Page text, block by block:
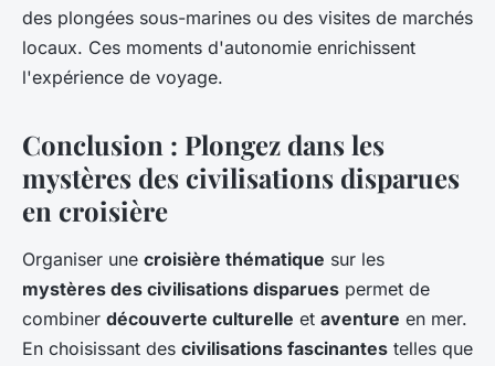
des plongées sous-marines ou des visites de marchés
locaux. Ces moments d'autonomie enrichissent
l'expérience de voyage.
Conclusion : Plongez dans les
mystères des civilisations disparues
en croisière
Organiser une croisière thématique sur les
mystères des civilisations disparues permet de
combiner découverte culturelle et aventure en mer.
En choisissant des civilisations fascinantes telles que